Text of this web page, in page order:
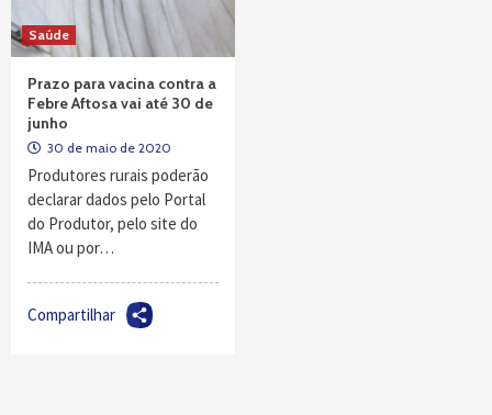
Saúde
Prazo para vacina contra a
Febre Aftosa vai até 30 de
junho
30 de maio de 2020
Produtores rurais poderão
declarar dados pelo Portal
do Produtor, pelo site do
IMA ou por…
Compartilhar